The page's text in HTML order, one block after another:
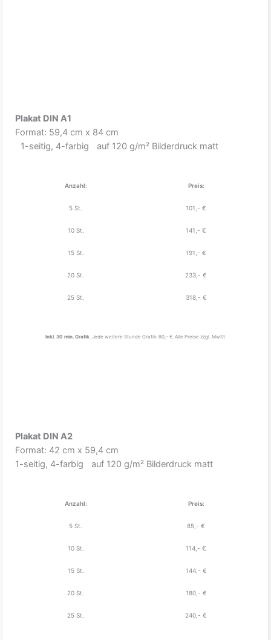
Plakat DIN A1
Format: 59,4 cm x 84 cm
1-seitig, 4-farbig auf 120 g/m² Bilderdruck matt
Anzahl: Preis:
5 St. 101,- €
10 St. 141,- €
15 St. 191,- €
20 St. 233,- €
25 St. 318,- €
Inkl. 30 min. Grafik . Jede weitere Stunde Grafik: 80,– €. Alle Preise zzgl. MwSt.
Plakat DIN A2
Format: 42 cm x 59,4 cm
1-seitig, 4-farbig auf 120 g/m² Bilderdruck matt
Anzahl: Preis:
5 St. 85,- €
10 St. 114,- €
15 St. 144,- €
20 St. 180,- €
25 St. 240,- €